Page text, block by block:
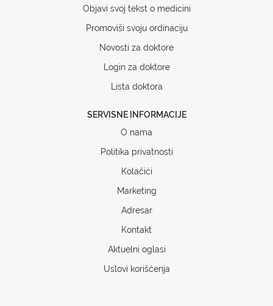
Objavi svoj tekst o medicini
Promoviši svoju ordinaciju
Novosti za doktore
Login za doktore
Lista doktora
SERVISNE INFORMACIJE
O nama
Politika privatnosti
Kolačići
Marketing
Adresar
Kontakt
Aktuelni oglasi
Uslovi korišćenja